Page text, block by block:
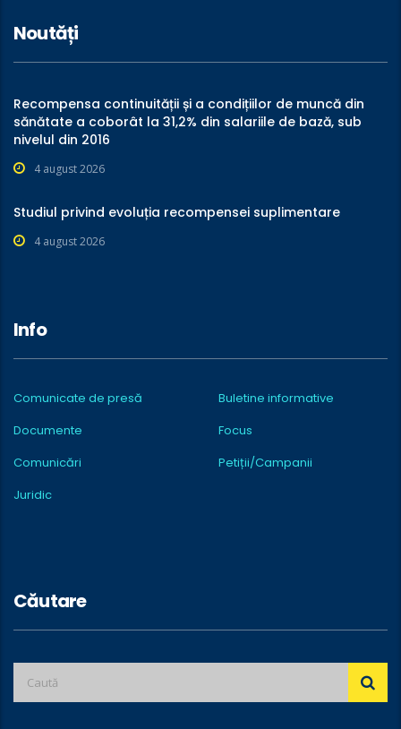
Noutăți
Recompensa continuității și a condițiilor de muncă din
sănătate a coborât la 31,2% din salariile de bază, sub
nivelul din 2016
4 august 2026
Studiul privind evoluția recompensei suplimentare
4 august 2026
Info
Comunicate de presă
Buletine informative
Documente
Focus
Comunicări
Petiții/Campanii
Juridic
Căutare